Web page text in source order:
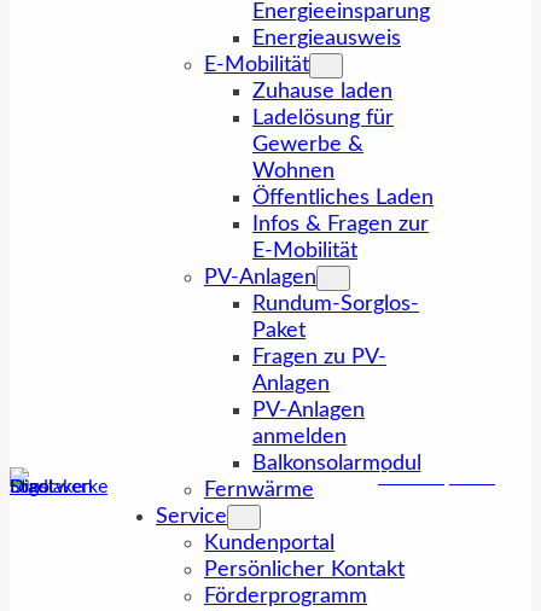
Energieeinsparung
Energieausweis
E-Mobilität
Zuhause laden
Ladelösung für
Gewerbe &
Wohnen
Öffentliches Laden
Infos & Fragen zur
E-Mobilität
PV-Anlagen
Rundum-Sorglos-
Paket
Fragen zu PV-
Anlagen
PV-Anlagen
anmelden
Balkonsolarmodul
Fernwärme
Service
Kundenportal
Persönlicher Kontakt
Förderprogramm
Kundenportal